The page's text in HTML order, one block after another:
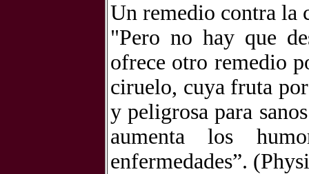
Un remedio contra la
"Pero no hay que
ofrece otro remedio
ciruelo, cuya fruta
y peligrosa para
aumenta los
enfermedades”.